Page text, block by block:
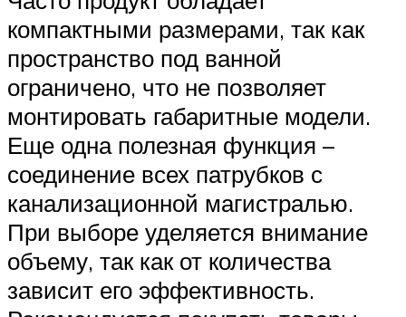
компактными размерами, так как
пространство под ванной
ограничено, что не позволяет
монтировать габаритные модели.
Еще одна полезная функция –
соединение всех патрубков с
канализационной магистралью.
При выборе уделяется внимание
объему, так как от количества
зависит его эффективность.